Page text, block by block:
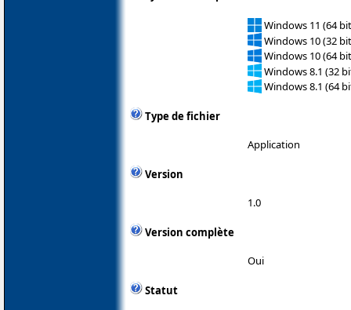
Windows 11 (64
Windows 10 (32
Windows 10 (64
Windows 8.1 (32
Windows 8.1 (64
Type de fichier
Application
Version
1.0
Version complète
Oui
Statut